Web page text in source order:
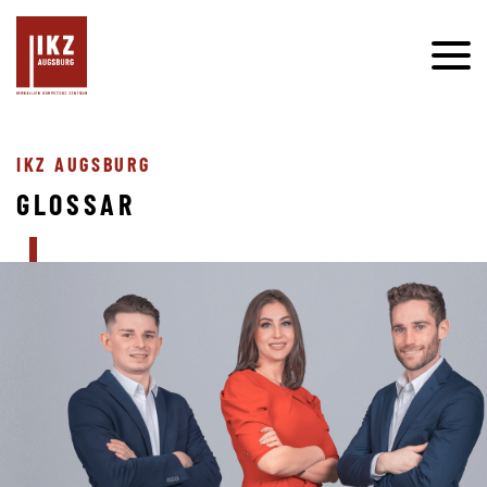
IKZ AUGSBURG
GLOSSAR